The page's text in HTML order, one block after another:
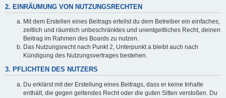
2. EINRÄUMUNG VON NUTZUNGSRECHTEN
Mit dem Erstellen eines Beitrags erteilst du dem Betreiber ein einfaches,
zeitlich und räumlich unbeschränktes und unentgeltliches Recht, deinen
Beitrag im Rahmen des Boards zu nutzen.
Das Nutzungsrecht nach Punkt 2, Unterpunkt a bleibt auch nach
Kündigung des Nutzungsvertrages bestehen.
3. PFLICHTEN DES NUTZERS
Du erklärst mit der Erstellung eines Beitrags, dass er keine Inhalte
enthält, die gegen geltendes Recht oder die guten Sitten verstoßen. Du